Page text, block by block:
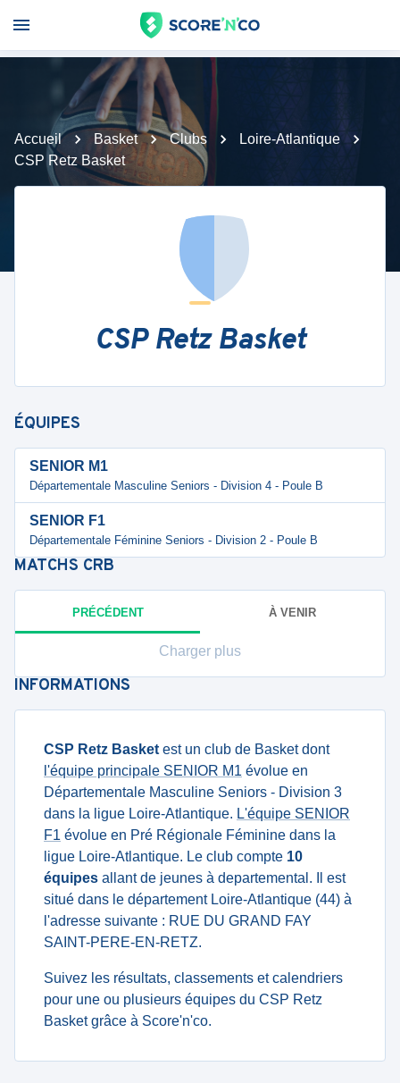
Accueil Basket Clubs
Loire-Atlantique
CSP Retz Basket
CSP Retz Basket
ÉQUIPES
SENIOR M1
Départementale Masculine Seniors - Division 4 - Poule B
SENIOR F1
Départementale Féminine Seniors - Division 2 - Poule B
MATCHS CRB
PRÉCÉDENT À VENIR
Charger plus
INFORMATIONS
CSP Retz Basket est un club de Basket dont
l'équipe principale SENIOR M1 évolue en
Départementale Masculine Seniors - Division 3
dans la ligue Loire-Atlantique. L'équipe SENIOR
F1 évolue en Pré Régionale Féminine dans la
ligue Loire-Atlantique. Le club compte 10
équipes allant de jeunes à departemental. Il est
situé dans le département Loire-Atlantique (44) à
l'adresse suivante : RUE DU GRAND FAY
SAINT-PERE-EN-RETZ.
Suivez les résultats, classements et calendriers
pour une ou plusieurs équipes du CSP Retz
Basket grâce à Score'n'co.